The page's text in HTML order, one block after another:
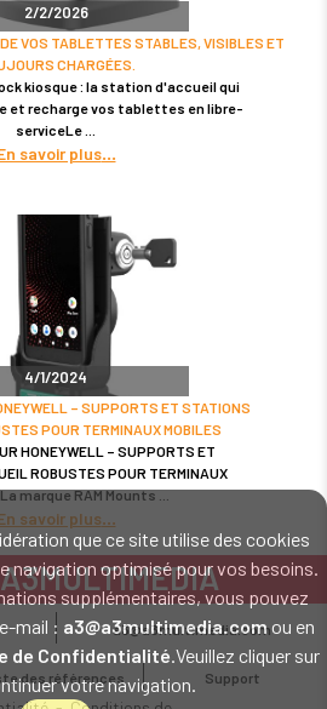
que ce site utilise des cookies
navigation optimisé pour vos besoins.
supplémentaires, vous pouvez
mail : a3@a3multimedia.comou en
de Confidentialité.Veuillez cliquer sur
votre navigation.
2/2/2026
VOS TABLETTES STABLES, VISIBLES ET
CHARGÉES.
kiosque : la station d'accueil qui
et recharge vos tablettes en libre-
serviceLe
savoir plus
4/1/2024
– SUPPORTS ET STATIONS
POUR TERMINAUX MOBILES
HONEYWELL – SUPPORTS ET
ROBUSTES POUR TERMINAUX
marque RAM Mounts
savoir plus
A3MULTIMEDIA
ET LOGICIEL CODE BARRE
: Cholet - Nantes - Angers - Rennes - Le
- Brest - Toulouse - Marseille - Poitiers -
Lorient - Vannes - Quimper - Rouen
a3@a3multimedia.com
des références Support
légales-Politique de